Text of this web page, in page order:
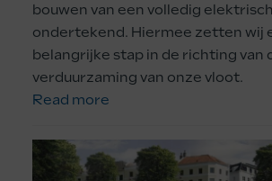
bouwen van een volledig
ondertekend. Hiermee zetten wij
belangrijke stap in de richting van
verduurzaming van onze vloot.
Read more